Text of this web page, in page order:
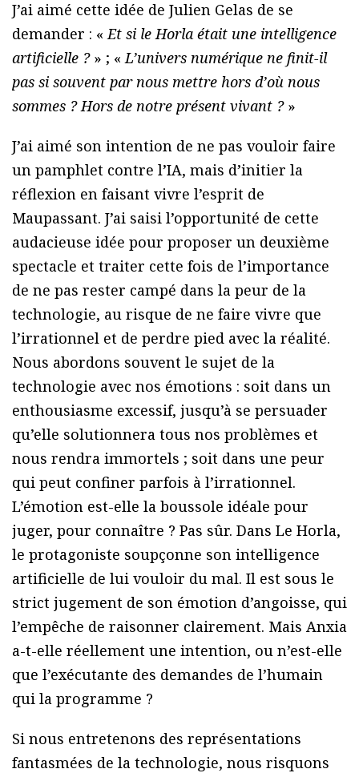
J’ai aimé cette idée de Julien Gelas de se
demander : « Et si le Horla était une intelligence
artificielle ? » ; « L’univers numérique ne finit-il
pas si souvent par nous mettre hors d’où nous
sommes ? Hors de notre présent vivant ? »
J’ai aimé son intention de ne pas vouloir faire
un pamphlet contre l’IA, mais d’initier la
réflexion en faisant vivre l’esprit de
Maupassant. J’ai saisi l’opportunité de cette
audacieuse idée pour proposer un deuxième
spectacle et traiter cette fois de l’importance
de ne pas rester campé dans la peur de la
technologie, au risque de ne faire vivre que
l’irrationnel et de perdre pied avec la réalité.
Nous abordons souvent le sujet de la
technologie avec nos émotions : soit dans un
enthousiasme excessif, jusqu’à se persuader
qu’elle solutionnera tous nos problèmes et
nous rendra immortels ; soit dans une peur
qui peut confiner parfois à l’irrationnel.
L’émotion est-elle la boussole idéale pour
juger, pour connaître ? Pas sûr. Dans Le Horla,
le protagoniste soupçonne son intelligence
artificielle de lui vouloir du mal. Il est sous le
strict jugement de son émotion d’angoisse, qui
l’empêche de raisonner clairement. Mais Anxia
a-t-elle réellement une intention, ou n’est-elle
que l’exécutante des demandes de l’humain
qui la programme ?
Si nous entretenons des représentations
fantasmées de la technologie, nous risquons